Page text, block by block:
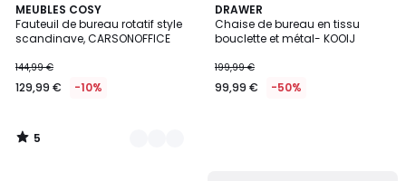
MEUBLES COSY
Fauteuil de bureau rotatif style
scandinave, CARSONOFFICE
144,99 €
129,99 € -10%
5
/
5
4
Couleurs
5
/
DRAWER
Chaise de bureau en tissu
bouclette et métal- KOOIJ
199,99 €
99,99 € -50%